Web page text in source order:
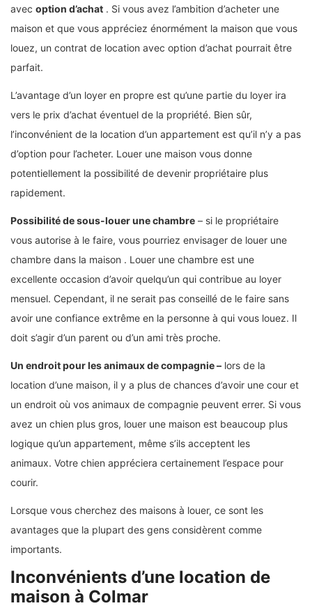
avec option d’achat . Si vous avez l’ambition d’acheter une
maison et que vous appréciez énormément la maison que vous
louez, un contrat de location avec option d’achat pourrait être
parfait.
L’avantage d’un loyer en propre est qu’une partie du loyer ira
vers le prix d’achat éventuel de la propriété. Bien sûr,
l’inconvénient de la location d’un appartement est qu’il n’y a pas
d’option pour l’acheter. Louer une maison vous donne
potentiellement la possibilité de devenir propriétaire plus
rapidement.
Possibilité de sous-louer une chambre – si le propriétaire
vous autorise à le faire, vous pourriez envisager de louer une
chambre dans la maison . Louer une chambre est une
excellente occasion d’avoir quelqu’un qui contribue au loyer
mensuel. Cependant, il ne serait pas conseillé de le faire sans
avoir une confiance extrême en la personne à qui vous louez. Il
doit s’agir d’un parent ou d’un ami très proche.
Un endroit pour les animaux de compagnie – lors de la
location d’une maison, il y a plus de chances d’avoir une cour et
un endroit où vos animaux de compagnie peuvent errer. Si vous
avez un chien plus gros, louer une maison est beaucoup plus
logique qu’un appartement, même s’ils acceptent les
animaux. Votre chien appréciera certainement l’espace pour
courir.
Lorsque vous cherchez des maisons à louer, ce sont les
avantages que la plupart des gens considèrent comme
importants.
Inconvénients d’une location de
maison à Colmar